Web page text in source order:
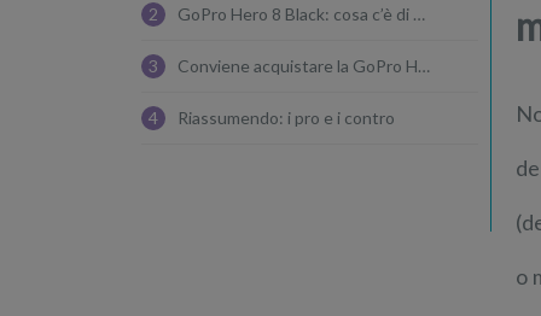
2 GoPro Hero 8 Black: cosa c’è di nuovo?
3 Conviene acquistare la GoPro Hero 8 Black?
4 Riassumendo: i pro e i contro
o